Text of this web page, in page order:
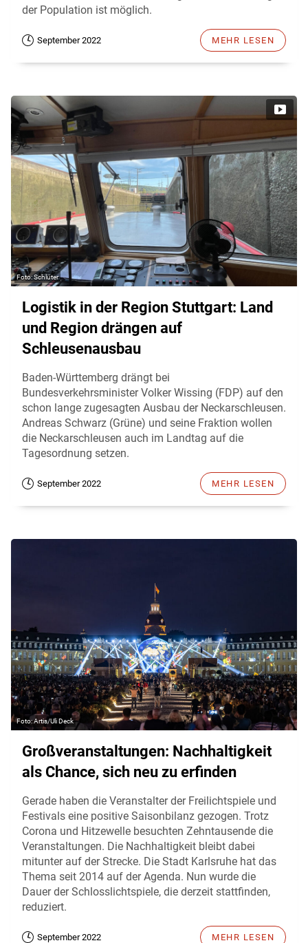
der Population ist möglich.
September 2022 MEHR LESEN
Schlüter
Logistik in der Region Stuttgart: Land
und Region drängen auf
Schleusenausbau
Baden-Württemberg drängt bei
Bundesverkehrsminister Volker Wissing (FDP) auf den
schon lange zugesagten Ausbau der Neckarschleusen.
Andreas Schwarz (Grüne) und seine Fraktion wollen
die Neckarschleusen auch im Landtag auf die
Tagesordnung setzen.
September 2022 MEHR LESEN
Artis/Uli Deck
Großveranstaltungen: Nachhaltigkeit
als Chance, sich neu zu erfinden
Gerade haben die Veranstalter der Freilichtspiele und
Festivals eine positive Saisonbilanz gezogen. Trotz
Corona und Hitzewelle besuchten Zehntausende die
Veranstaltungen. Die Nachhaltigkeit bleibt dabei
mitunter auf der Strecke. Die Stadt Karlsruhe hat das
Thema seit 2014 auf der Agenda. Nun wurde die
Dauer der Schlosslichtspiele, die derzeit stattfinden,
reduziert.
September 2022 MEHR LESEN